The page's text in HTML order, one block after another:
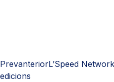
PrevanteriorL’Speed
edicions